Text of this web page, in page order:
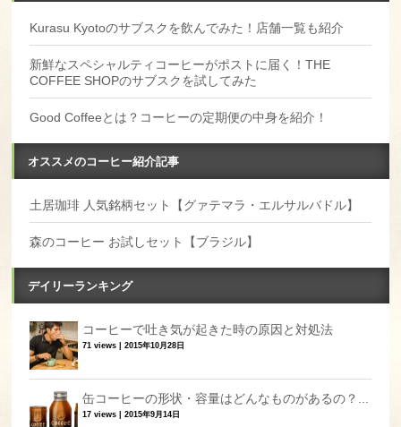
Kurasu Kyotoのサブスクを飲んでみた！店舗一覧も紹介
新鮮なスペシャルティコーヒーがポストに届く！THE
COFFEE SHOPのサブスクを試してみた
Good Coffeeとは？コーヒーの定期便の中身を紹介！
オススメのコーヒー紹介記事
土居珈琲 人気銘柄セット【グァテマラ・エルサルバドル】
森のコーヒー お試しセット【ブラジル】
デイリーランキング
コーヒーで吐き気が起きた時の原因と対処法
71 views |2015年10月28日
缶コーヒーの形状・容量はどんなものがあるの？...
17 views |2015年9月14日